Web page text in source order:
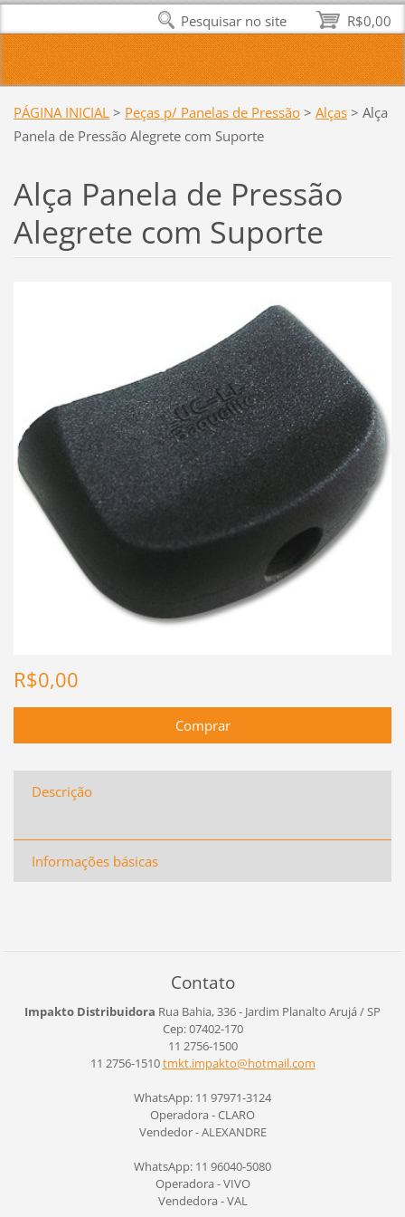
PÁGINA INICIAL > Peças p/ Panelas de Pressão > Alças > Alça
Panela de Pressão Alegrete com Suporte
Alça Panela de Pressão
Alegrete com Suporte
R$0,00
Descrição
Informações básicas
Contato
Impakto Distribuidora Rua Bahia, 336 - Jardim Planalto Arujá / SP
Cep: 07402-170
11 2756-1500
11 2756-1510tmkt.impakto@hotmail.com
WhatsApp: 11 97971-3124
Operadora - CLARO
Vendedor - ALEXANDRE
WhatsApp: 11 96040-5080
Operadora - VIVO
Vendedora - VAL
R$0,00
Pesquisar no site